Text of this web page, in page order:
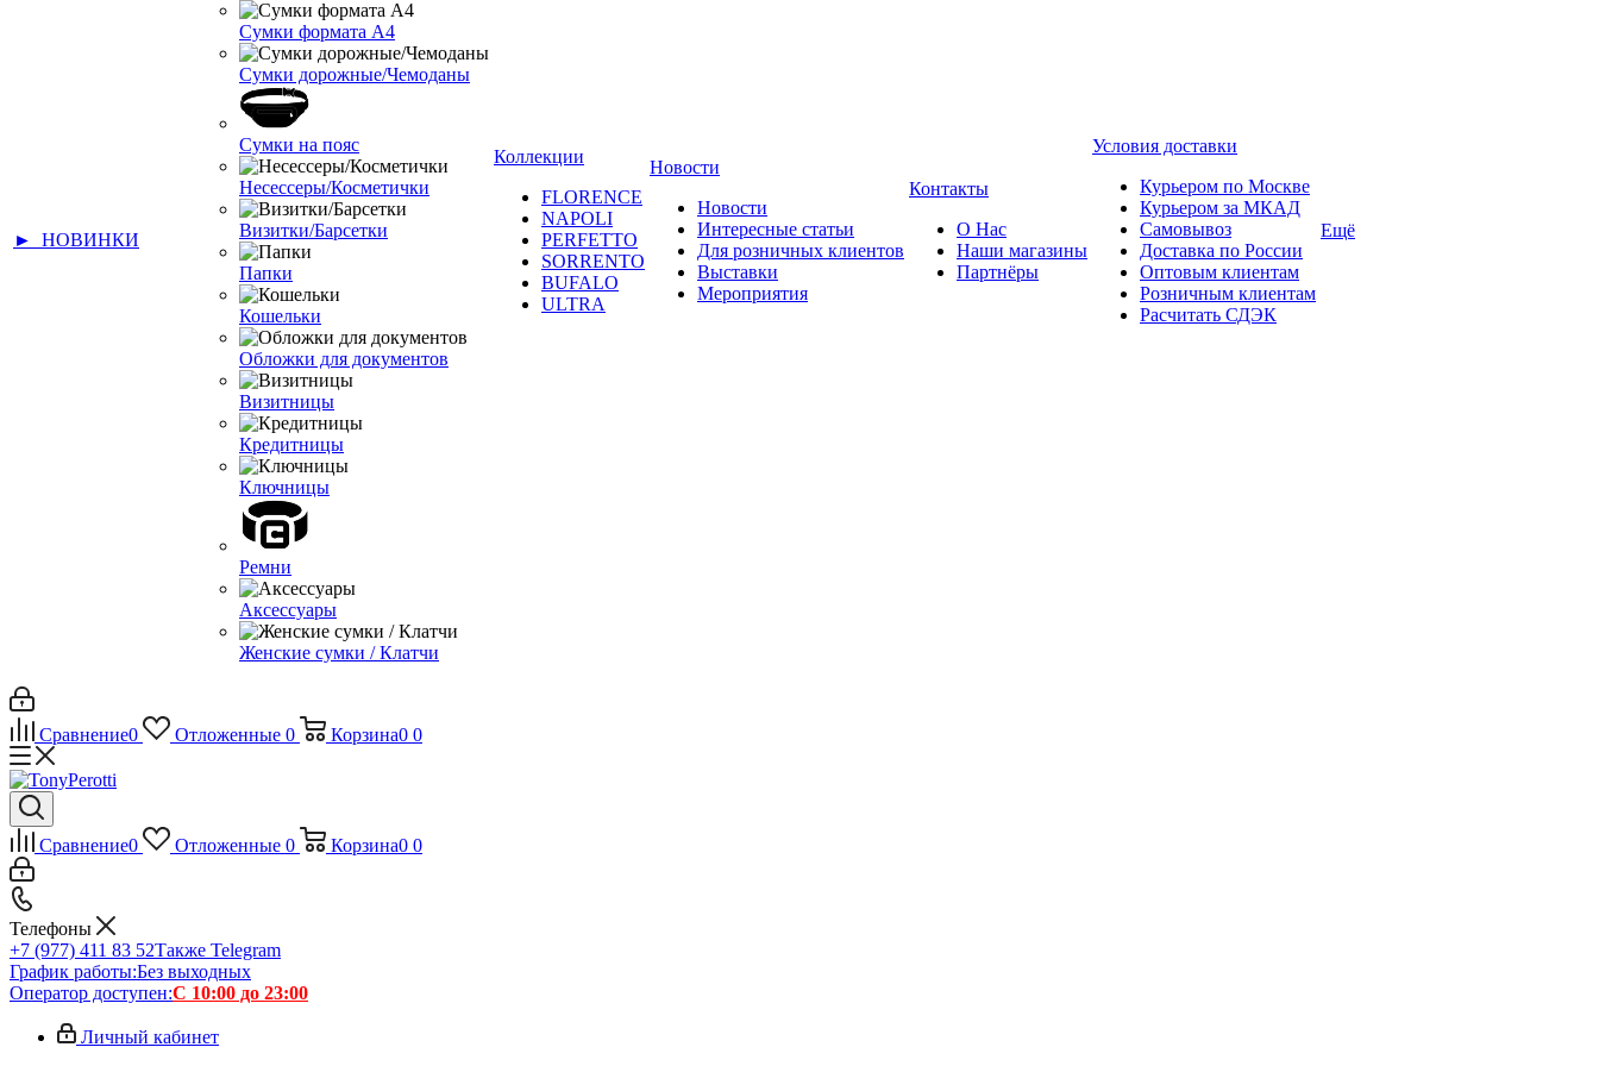
► НОВИНКИ
Сумки формата А4
Сумки дорожные/Чемоданы
Сумки на пояс
Несессеры/Косметички
Визитки/Барсетки
Папки
Кошельки
Обложки для документов
Визитницы
Кредитницы
Ключницы
Ремни
Аксессуары
Женские сумки / Клатчи
Коллекции
FLORENCE
NAPOLI
PERFETTO
SORRENTO
BUFALO
ULTRA
Новости
Новости
Интересные статьи
Для розничных клиентов
Выставки
Мероприятия
Контакты
О Нас
Наши магазины
Партнёры
Условия доставки
Курьером по Москве
Курьером за МКАД
Самовывоз
Доставка по России
Оптовым клиентам
Розничным клиентам
Расчитать СДЭК
Ещё
Сравнение0 Отложенные 0 Корзина0 0
Сравнение0 Отложенные 0 Корзина0 0
Телефоны
+7 (977) 411 83 52Также Telegram
График работы:Без выходных
Оператор доступен:С 10:00 до 23:00
Личный кабинет